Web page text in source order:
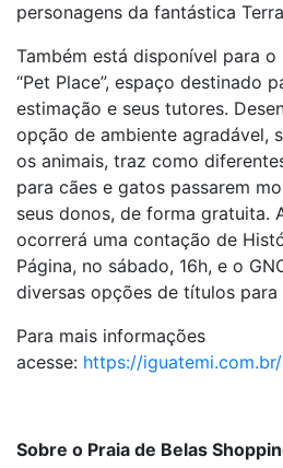
personagens da fantástica
Também está disponível para o
“Pet Place”, espaço destinado
estimação e seus tutores.
opção de ambiente agradável,
os animais, traz como
para cães e gatos passarem
seus donos, de forma gratuita.
ocorrerá uma contação de
Página, no sábado, 16h, e o
diversas opções de títulos
Para mais informações
acesse: https://
Sobre o Praia de Belas